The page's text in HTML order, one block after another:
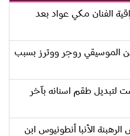
الفنان مكي عواد بعد
الموسيقي روجر ووترز بسبب
طقم اسنانه بآخر
الأنبا أنطونيوس ابن